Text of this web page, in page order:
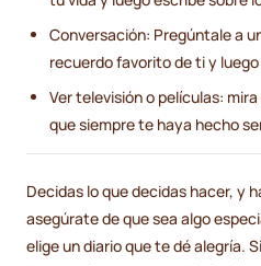
Conversación: Pregúntale a
recuerdo favorito de ti y
Ver televisión o películas:
que siempre te haya hecho
Decidas lo que decidas hacer, y
asegúrate de que sea algo
elige un diario que te dé alegría.